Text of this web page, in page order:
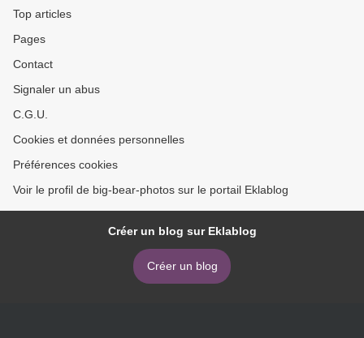
Top articles
Pages
Contact
Signaler un abus
C.G.U.
Cookies et données personnelles
Préférences cookies
Voir le profil de big-bear-photos sur le portail Eklablog
Créer un blog sur Eklablog
Créer un blog